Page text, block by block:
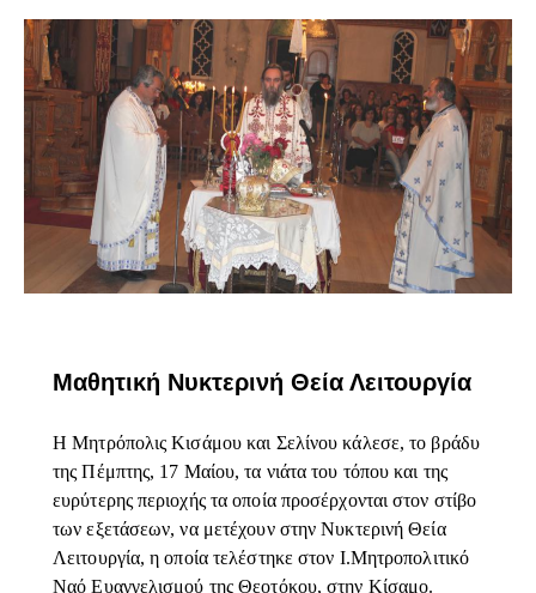
Μαθητική Νυκτερινή Θεία Λειτουργία
Η Μητρόπολις Κισάμου και Σελίνου κάλεσε, το βράδυ
της Πέμπτης, 17 Μαίου, τα νιάτα του τόπου και της
ευρύτερης περιοχής τα οποία προσέρχονται στον στίβο
των εξετάσεων, να μετέχουν στην Νυκτερινή Θεία
Λειτουργία, η οποία τελέστηκε στον Ι.Μητροπολιτικό
Ναό Ευαγγελισμού της Θεοτόκου, στην Κίσαμο.